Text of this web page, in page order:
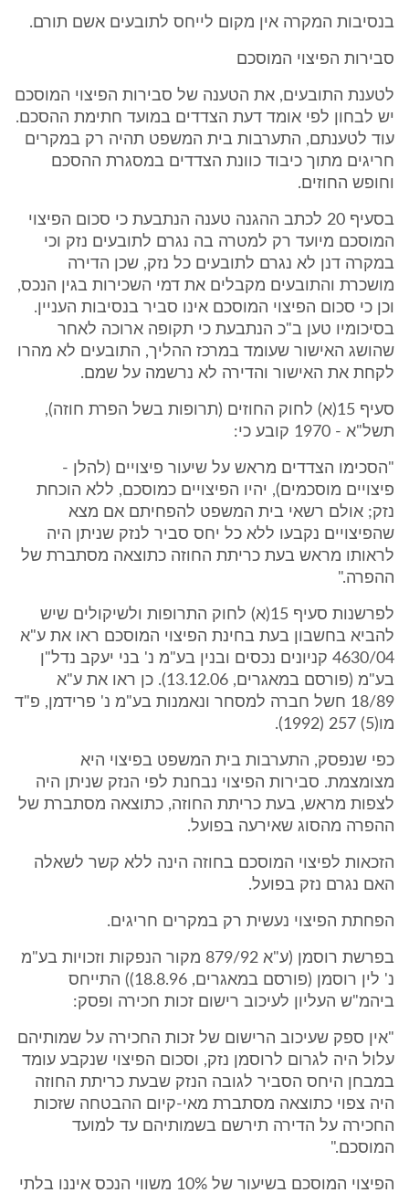
בנסיבות המקרה אין מקום לייחס לתובעים אשם תורם.
סבירות הפיצוי המוסכם
לטענת התובעים, את הטענה של סבירות הפיצוי המוסכם
יש לבחון לפי אומד דעת הצדדים במועד חתימת ההסכם.
עוד לטענתם, התערבות בית המשפט תהיה רק במקרים
חריגים מתוך כיבוד כוונת הצדדים במסגרת ההסכם
וחופש החוזים.
בסעיף 20 לכתב ההגנה טענה הנתבעת כי סכום הפיצוי
המוסכם מיועד רק למטרה בה נגרם לתובעים נזק וכי
במקרה דנן לא נגרם לתובעים כל נזק, שכן הדירה
מושכרת והתובעים מקבלים את דמי השכירות בגין הנכס,
וכן כי סכום הפיצוי המוסכם אינו סביר בנסיבות העניין.
בסיכומיו טען ב"כ הנתבעת כי תקופה ארוכה לאחר
שהושג האישור שעומד במרכז ההליך, התובעים לא מהרו
לקחת את האישור והדירה לא נרשמה על שמם.
סעיף 15(א) לחוק החוזים (תרופות בשל הפרת חוזה),
תשל"א - 1970 קובע כי:
"הסכימו הצדדים מראש על שיעור פיצויים (להלן -
פיצויים מוסכמים), יהיו הפיצויים כמוסכם, ללא הוכחת
נזק; אולם רשאי בית המשפט להפחיתם אם מצא
שהפיצויים נקבעו ללא כל יחס סביר לנזק שניתן היה
לראותו מראש בעת כריתת החוזה כתוצאה מסתברת של
ההפרה."
לפרשנות סעיף 15(א) לחוק התרופות ולשיקולים שיש
להביא בחשבון בעת בחינת הפיצוי המוסכם ראו את ע"א
4630/04 קניונים נכסים ובנין בע"מ נ' בני יעקב נדל"ן
בע"מ (פורסם במאגרים, 13.12.06). כן ראו את ע"א
18/89 חשל חברה למסחר ונאמנות בע"מ נ' פרידמן, פ"ד
מו(5) 257 (1992).
כפי שנפסק, התערבות בית המשפט בפיצוי היא
מצומצמת. סבירות הפיצוי נבחנת לפי הנזק שניתן היה
לצפות מראש, בעת כריתת החוזה, כתוצאה מסתברת של
ההפרה מהסוג שאירעה בפועל.
הזכאות לפיצוי המוסכם בחוזה הינה ללא קשר לשאלה
האם נגרם נזק בפועל.
הפחתת הפיצוי נעשית רק במקרים חריגים.
בפרשת רוסמן (ע"א 879/92 מקור הנפקות וזכויות בע"מ
נ' לין רוסמן (פורסם במאגרים, 18.8.96)) התייחס
ביהמ"ש העליון לעיכוב רישום זכות חכירה ופסק:
"אין ספק שעיכוב הרישום של זכות החכירה על שמותיהם
עלול היה לגרום לרוסמן נזק, וסכום הפיצוי שנקבע עומד
במבחן היחס הסביר לגובה הנזק שבעת כריתת החוזה
היה צפוי כתוצאה מסתברת מאי-קיום ההבטחה שזכות
החכירה על הדירה תירשם בשמותיהם עד למועד
המוסכם."
הפיצוי המוסכם בשיעור של 10% משווי הנכס איננו בלתי